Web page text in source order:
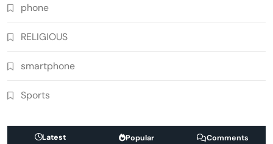
phone
RELIGIOUS
smartphone
Sports
Latest Popular Comments